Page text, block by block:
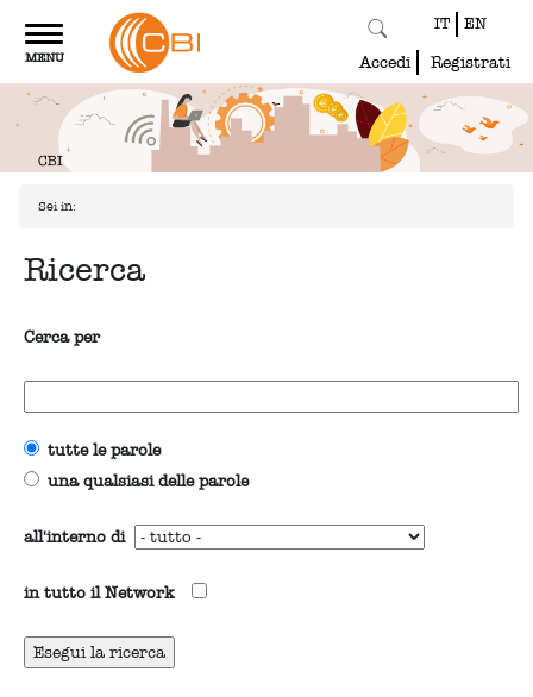
Toggle
navigation
MENU
IT EN
Accedi Registrati
Sei in:
Ricerca
Cerca per
tutte le parole
una qualsiasi delle parole
all'interno di
in tutto il Network